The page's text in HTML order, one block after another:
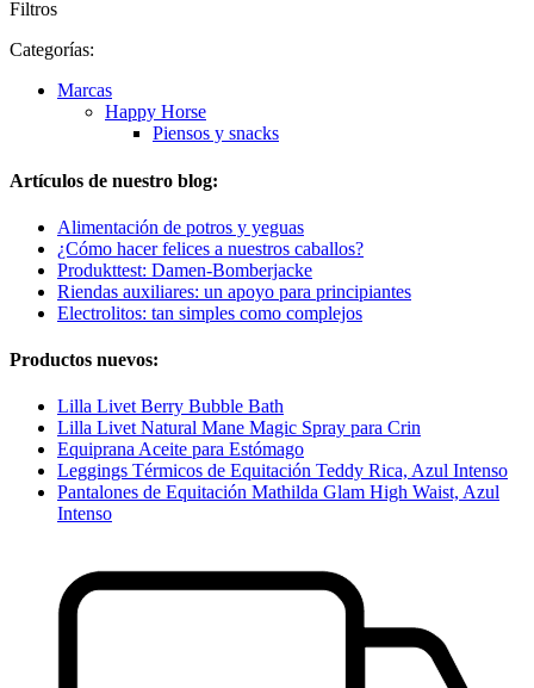
Filtros
Categorías:
Marcas
Happy Horse
Piensos y snacks
Artículos de nuestro blog:
Alimentación de potros y yeguas
¿Cómo hacer felices a nuestros caballos?
Produkttest: Damen-Bomberjacke
Riendas auxiliares: un apoyo para principiantes
Electrolitos: tan simples como complejos
Productos nuevos:
Lilla Livet Berry Bubble Bath
Lilla Livet Natural Mane Magic Spray para Crin
Equiprana Aceite para Estómago
Leggings Térmicos de Equitación Teddy Rica, Azul Intenso
Pantalones de Equitación Mathilda Glam High Waist, Azul
Intenso